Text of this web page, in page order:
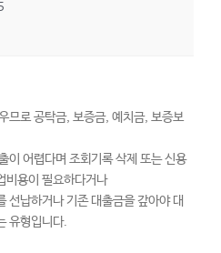
므로 공탁금, 보증금, 예치금, 보증보
이 어렵다며 조회기록 삭제 또는 신용
비용이 필요하다거나
납하거나 기존 대출금을 갚아야 대
유형입니다.